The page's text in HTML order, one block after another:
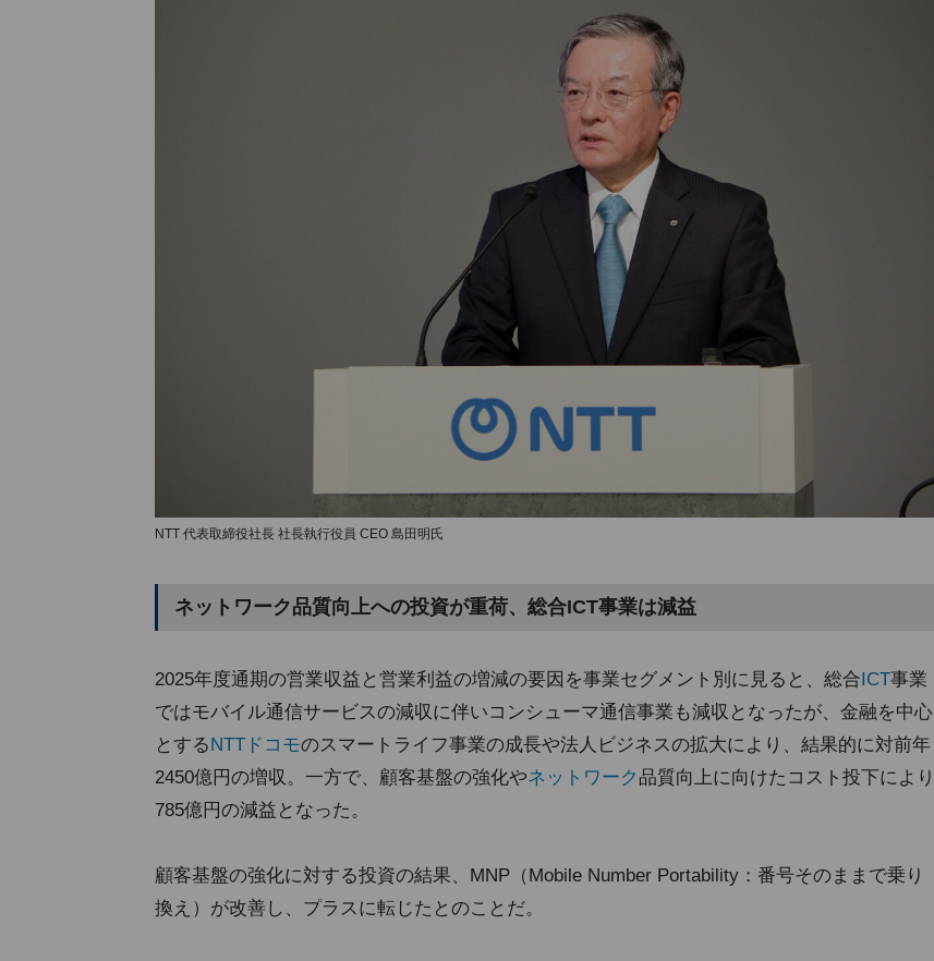
NTT 代表取締役社長 社長執行役員 CEO 島田明氏
ネットワーク品質向上への投資が重荷、総合ICT事業は減益
2025年度通期の営業収益と営業利益の増減の要因を事業セグメント別に見ると、総合ICT事業
ではモバイル通信サービスの減収に伴いコンシューマ通信事業も減収となったが、金融を中心
とするNTTドコモのスマートライフ事業の成長や法人ビジネスの拡大により、結果的に対前年
2450億円の増収。一方で、顧客基盤の強化やネットワーク 品質向上に向けたコスト投下により
785億円の減益となった。
顧客基盤の強化に対する投資の結果、MNP（Mobile Number Portability：番号そのままで乗り
換え）が改善し、プラスに転じたとのことだ。